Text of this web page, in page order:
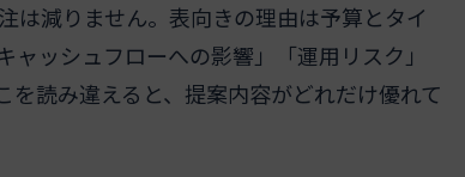
は減りません。表向きの理由は予算とタイ
ッシュフローへの影響」「運用リスク」
を読み違えると、提案内容がどれだけ優れて